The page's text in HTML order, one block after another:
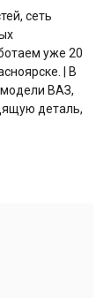
сеть
уже 20
| В
ВАЗ,
деталь,